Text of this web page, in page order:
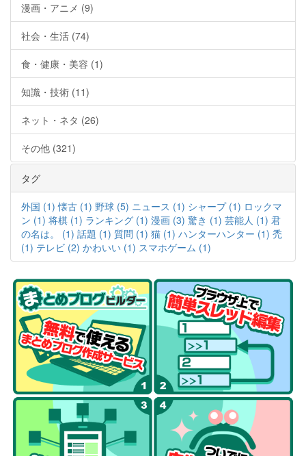
漫画・アニメ (9)
社会・生活 (74)
食・健康・美容 (1)
知識・技術 (11)
ネット・ネタ (26)
その他 (321)
タグ
外国 (1) 懐古 (1) 野球 (5) ニュース (1) シャープ (1) ロックマ
ン (1) 将棋 (1) ランキング (1) 漫画 (3) 驚き (1) 芸能人 (1) 君
の名は。 (1) 話題 (1) 質問 (1) 猫 (1) ハンターハンター (1) 禿
(1) テレビ (2) かわいい (1) スマホゲーム (1)